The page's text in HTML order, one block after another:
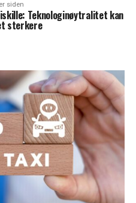
siden
Teknologinøytralitet kan
sterkere